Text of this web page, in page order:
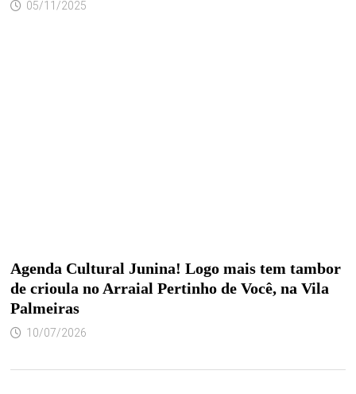
05/11/2025
Agenda Cultural Junina! Logo mais tem tambor
de crioula no Arraial Pertinho de Você, na Vila
Palmeiras
10/07/2026